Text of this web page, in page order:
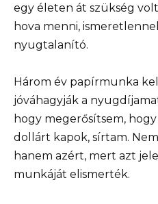
egy életen át szükség
hova menni,
nyugtalanító.
Három év papírmunka
jóváhagyják a
hogy megerősítsem,
dollárt kapok, sírtam.
hanem azért, mert azt
munkáját elismerték.